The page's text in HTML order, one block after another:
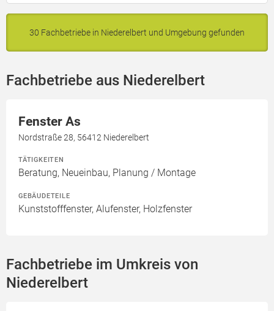
30 Fachbetriebe in Niederelbert und Umgebung gefunden
Fachbetriebe aus Niederelbert
Fenster As
Nordstraße 28, 56412 Niederelbert
TÄTIGKEITEN
Beratung, Neueinbau, Planung / Montage
GEBÄUDETEILE
Kunststofffenster, Alufenster, Holzfenster
Fachbetriebe im Umkreis von
Niederelbert